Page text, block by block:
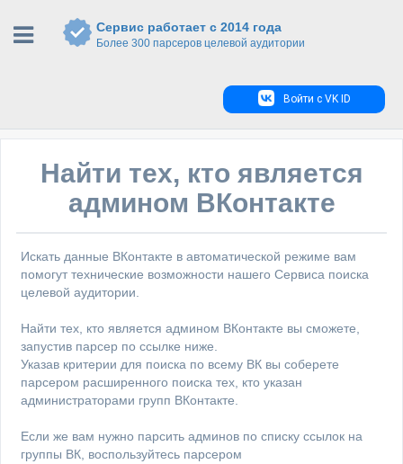
Сервис работает с 2014 года
Более 300 парсеров целевой аудитории
Войти с VK ID
Найти тех, кто является
админом ВКонтакте
Искать данные ВКонтакте в автоматической режиме вам
помогут технические возможности нашего Сервиса поиска
целевой аудитории.
Найти тех, кто является админом ВКонтакте вы сможете,
запустив парсер по ссылке ниже.
Указав критерии для поиска по всему ВК вы соберете
парсером расширенного поиска тех, кто указан
администраторами групп ВКонтакте.
Если же вам нужно парсить админов по списку ссылок на
группы ВК, воспользуйтесь парсером